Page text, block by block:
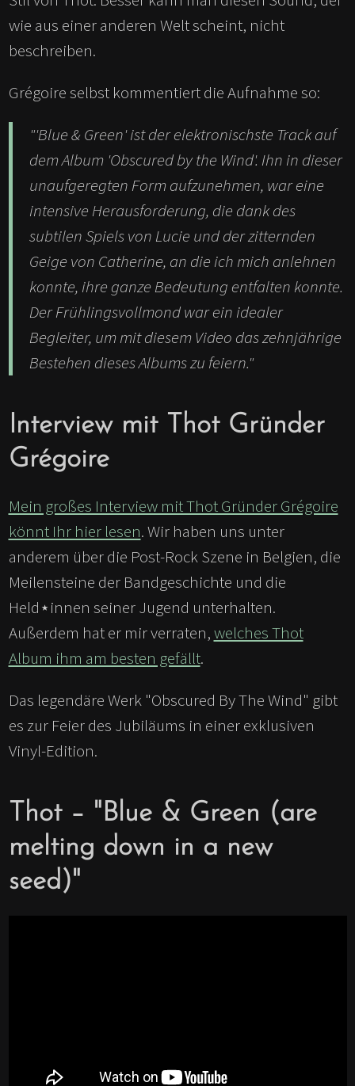
wie aus einer anderen Welt scheint, nicht
beschreiben.
Grégoire selbst kommentiert die Aufnahme so:
"'Blue & Green' ist der elektronischste Track auf
dem Album 'Obscured by the Wind'. Ihn in dieser
unaufgeregten Form aufzunehmen, war eine
intensive Herausforderung, die dank des
subtilen Spiels von Lucie und der zitternden
Geige von Catherine, an die ich mich anlehnen
konnte, ihre ganze Bedeutung entfalten konnte.
Der Frühlingsvollmond war ein idealer
Begleiter, um mit diesem Video das zehnjährige
Bestehen dieses Albums zu feiern."
Interview mit Thot Gründer
Grégoire
Mein großes Interview mit Thot Gründer Grégoire
könnt Ihr hier lesen. Wir haben uns unter
anderem über die Post-Rock Szene in Belgien, die
Meilensteine der Bandgeschichte und die
Held⋆innen seiner Jugend unterhalten.
Außerdem hat er mir verraten,welches Thot
Album ihm am besten gefällt.
Das legendäre Werk "Obscured By The Wind" gibt
es zur Feier des Jubiläums in einer exklusiven
Vinyl-Edition.
Thot – "Blue & Green (are
melting down in a new
seed)"